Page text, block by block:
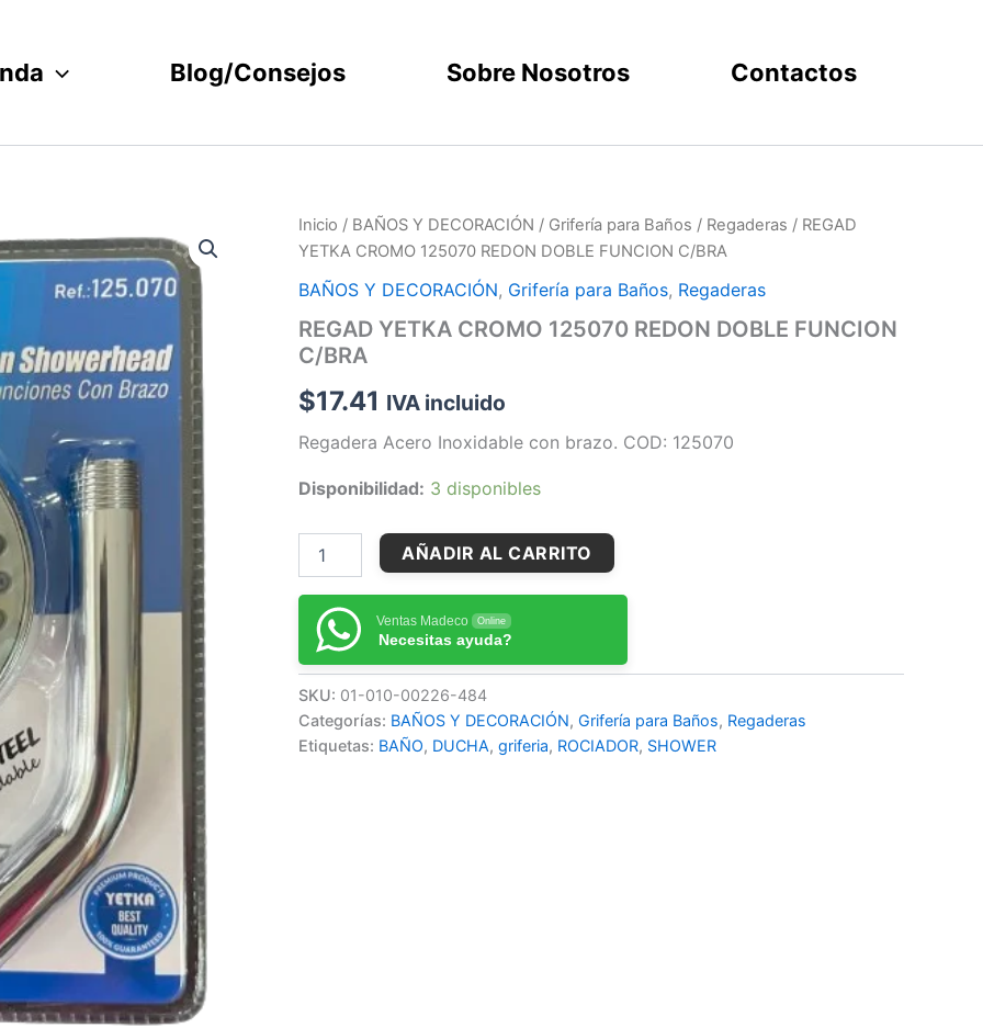
Blog/Consejos Sobre Nosotros Contactos
Inicio / BAÑOS Y DECORACIÓN / Grifería para Baños / Regaderas / REGAD
YETKA CROMO 125070 REDON DOBLE FUNCION C/BRA
BAÑOS Y DECORACIÓN, Grifería para Baños, Regaderas
REGAD YETKA CROMO 125070 REDON DOBLE FUNCION
C/BRA
$17.41 IVA incluido
Regadera Acero Inoxidable con brazo. COD: 125070
Disponibilidad: 3 disponibles
REGAD
YETKA
125070
DOBLE
FUNCION
cantidad
AÑADIR AL CARRITO
Ventas Madeco Online
Necesitas ayuda?
SKU: 01-010-00226-484
Categorías: BAÑOS Y DECORACIÓN, Grifería para Baños, Regaderas
Etiquetas: BAÑO, DUCHA, griferia, ROCIADOR, SHOWER